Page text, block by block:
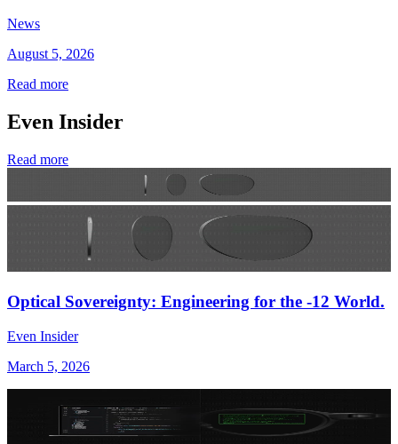
News
August 5, 2026
Read more
Even Insider
Read more
Optical Sovereignty: Engineering for the -12 World.
Even Insider
March 5, 2026